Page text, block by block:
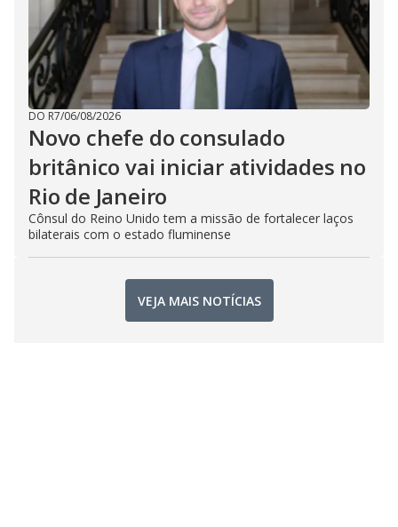
DO R7/06/08/2026
Novo chefe do consulado
britânico vai iniciar atividades no
Rio de Janeiro
Cônsul do Reino Unido tem a missão de fortalecer laços
bilaterais com o estado fluminense
VEJA MAIS NOTÍCIAS